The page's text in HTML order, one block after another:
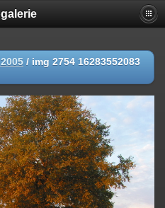
/ img 2754 16283552083